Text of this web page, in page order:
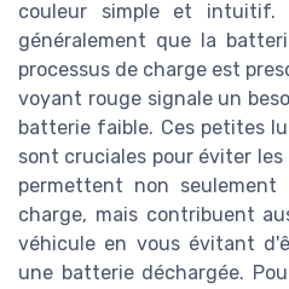
couleur simple et
généralement que la
processus de charge est
voyant rouge signale un
batterie faible. Ces petites
sont cruciales pour éviter
permettent non
charge, mais contribuent
véhicule en vous évitant
une batterie déchargée.